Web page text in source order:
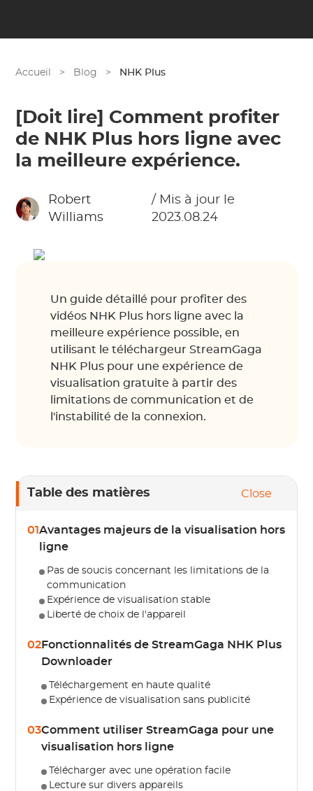
Accueil > Blog > NHK Plus
[Doit lire] Comment profiter
de NHK Plus hors ligne avec
la meilleure expérience.
Robert
Williams
/ Mis à jour le
2023.08.24
Un guide détaillé pour profiter des
vidéos NHK Plus hors ligne avec la
meilleure expérience possible, en
utilisant le téléchargeur StreamGaga
NHK Plus pour une expérience de
visualisation gratuite à partir des
limitations de communication et de
l'instabilité de la connexion.
Table des matières Close
01Avantages majeurs de la visualisation hors
ligne
Pas de soucis concernant les limitations de la
communication
Expérience de visualisation stable
Liberté de choix de l'appareil
02Fonctionnalités de StreamGaga NHK Plus
Downloader
Téléchargement en haute qualité
Expérience de visualisation sans publicité
03Comment utiliser StreamGaga pour une
visualisation hors ligne
Télécharger avec une opération facile
Lecture sur divers appareils